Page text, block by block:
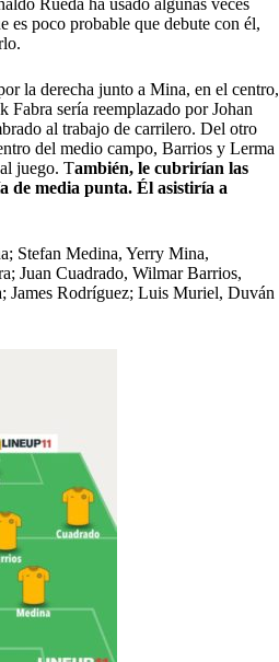
Rueda ha usado algunas veces
es poco probable que debute con él,
la derecha junto a Mina, en el centro,
Fabra sería reemplazado por Johan
al trabajo de carrilero. Del otro
del medio campo, Barrios y Lerma
juego. También, le cubrirían las
de media punta. Él asistiría a
Stefan Medina, Yerry Mina,
Juan Cuadrado, Wilmar Barrios,
James Rodríguez; Luis Muriel, Duván